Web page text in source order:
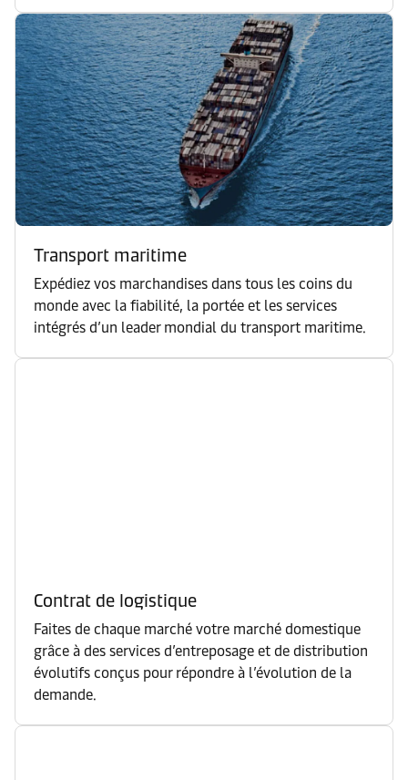
Transport maritime
Expédiez vos marchandises dans tous les coins du
monde avec la fiabilité, la portée et les services
intégrés d’un leader mondial du transport maritime.
Contrat de logistique
Faites de chaque marché votre marché domestique
grâce à des services d’entreposage et de distribution
évolutifs conçus pour répondre à l’évolution de la
demande.